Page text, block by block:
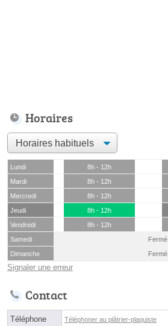
Horaires
Lundi 8h - 12h
Mardi
8h - 12h
Mercredi
8h - 12h
Jeudi
8h - 12h
Vendredi
8h - 12h
Samedi
Fermé
Dimanche
Fermé
Signaler une erreur
Contact
Téléphone Téléphoner au plâtrier-plaquiste